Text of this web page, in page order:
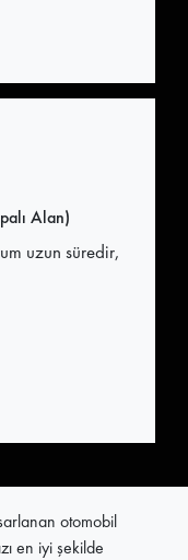
Alan)
uzun süredir,
otomobil